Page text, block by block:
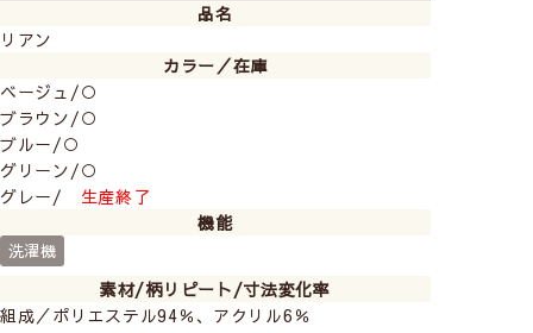
品名
リアン
カラー／在庫
ベージュ/○
ブラウン/○
ブルー/○
グリーン/○
グレー/ 生産終了
機能
洗濯機
素材/柄リピート/寸法変化率
組成／ポリエステル94％、アクリル6％